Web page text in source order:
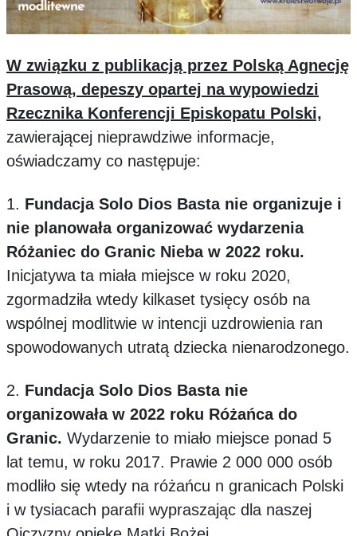
W związku z publikacją przez Polską Agnecję
Prasową, depeszy opartej na wypowiedzi
Rzecznika Konferencji Episkopatu Polski,
zawierającej nieprawdziwe informacje,
oświadczamy co następuje:
1. Fundacja Solo Dios Basta nie organizuje i
nie planowała organizować wydarzenia
Różaniec do Granic Nieba w 2022 roku.
Inicjatywa ta miała miejsce w roku 2020,
zgormadziła wtedy kilkaset tysięcy osób na
wspólnej modlitwie w intencji uzdrowienia ran
spowodowanych utratą dziecka nienarodzonego.
2. Fundacja Solo Dios Basta nie
organizowała w 2022 roku Różańca do
Granic. Wydarzenie to miało miejsce ponad 5
lat temu, w roku 2017. Prawie 2 000 000 osób
modliło się wtedy na różańcu n granicach Polski
i w tysiacach parafii wypraszając dla naszej